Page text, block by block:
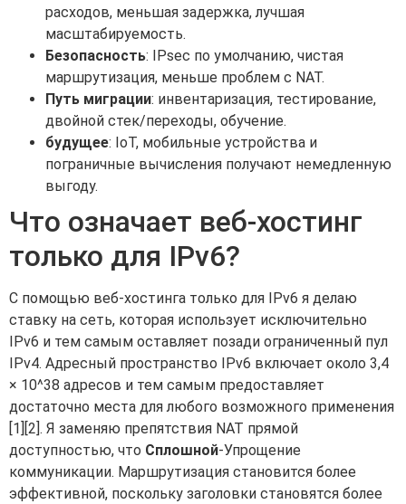
расходов, меньшая задержка, лучшая
масштабируемость.
Безопасность: IPsec по умолчанию, чистая
маршрутизация, меньше проблем с NAT.
Путь миграции: инвентаризация, тестирование,
двойной стек/переходы, обучение.
будущее: IoT, мобильные устройства и
пограничные вычисления получают немедленную
выгоду.
Что означает веб-хостинг
только для IPv6?
С помощью веб-хостинга только для IPv6 я делаю
ставку на сеть, которая использует исключительно
IPv6 и тем самым оставляет позади ограниченный пул
IPv4. Адресный пространство IPv6 включает около 3,4
× 10^38 адресов и тем самым предоставляет
достаточно места для любого возможного применения
[1][2]. Я заменяю препятствия NAT прямой
доступностью, что Сплошной-Упрощение
коммуникации. Маршрутизация становится более
эффективной, поскольку заголовки становятся более